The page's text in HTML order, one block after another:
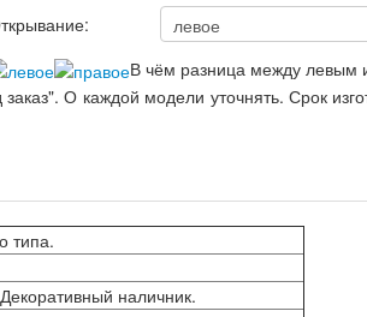
В чём разница между левым
О каждой модели уточнять. Срок
типа.
наличник.